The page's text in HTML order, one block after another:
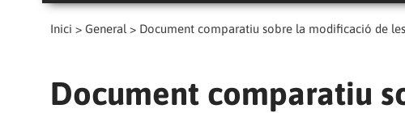
Inici > General> Document comparatiu sobre la modificació de
Document comparatiu